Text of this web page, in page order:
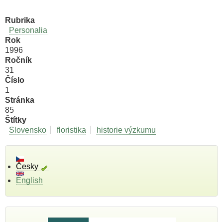
Rubrika
Personalia
Rok
1996
Ročník
31
Číslo
1
Stránka
85
Štítky
Slovensko
floristika historie výzkumu
Česky
English